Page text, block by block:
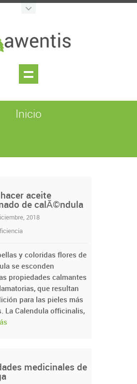
Inicio
aceite
de calÃ©ndula
2018
y coloridas flores de
se esconden
propiedades calmantes
que resultan
para las pieles más
La Calendula officinalis,
medicinales de